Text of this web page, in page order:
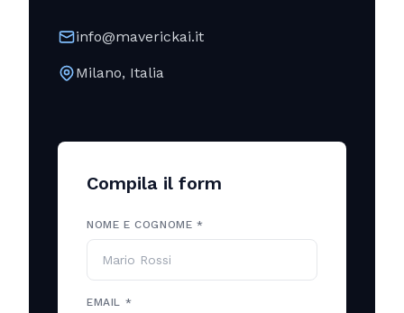
info@maverickai.it
Milano, Italia
Compila il form
NOME E COGNOME *
EMAIL *